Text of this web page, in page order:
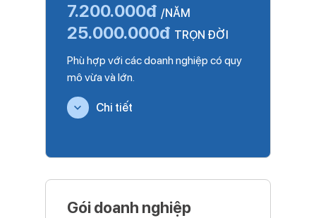
7.200.000đ /NĂM
25.000.000đ TRỌN ĐỜI
Phù hợp với các doanh nghiệp có quy
mô vừa và lớn.
Chi tiết
Gói doanh nghiệp